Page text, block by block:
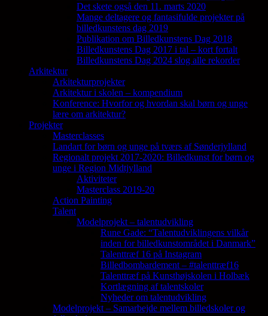
Det skete også den 11. marts 2020
Mange deltagere og fantasifulde projekter på
billedkunstens dag 2019
Publikation om Billedkunstens Dag 2018
Billedkunstens Dag 2017 i tal – kort fortalt
Billedkunstens Dag 2024 slog alle rekorder
Arkitektur
Arkitekturprojekter
Arkitektur i skolen – kompendium
Konference: Hvorfor og hvordan skal børn og unge
lære om arkitektur?
Projekter
Masterclasses
Landart for børn og unge på tværs af Sønderjylland
Regionalt projekt 2017-2020: Billedkunst for børn og
unge i Region Midtjylland
Aktiviteter
Masterclass 2019-20
Action Painting
Talent
Modelprojekt – talentudvikling
Rune Gade: “Talentudviklingens vilkår
inden for billedkunstområdet i Danmark”
Talenttræf 16 på Instagram
Billedbombardement – #talenttræf16
Talenttræf på Kunsthøjskolen i Holbæk
Kortlægning af talentskoler
Nyheder om talentudvikling
Modelprojekt – Samarbejde mellem billedskoler og